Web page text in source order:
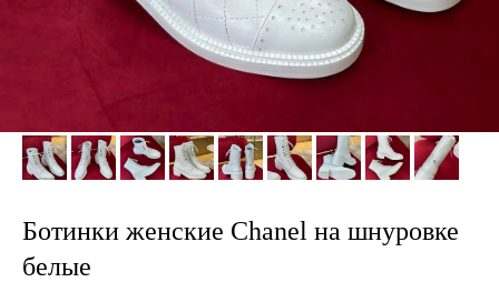
Ботинки женские Сhanel на шнуровке
белые